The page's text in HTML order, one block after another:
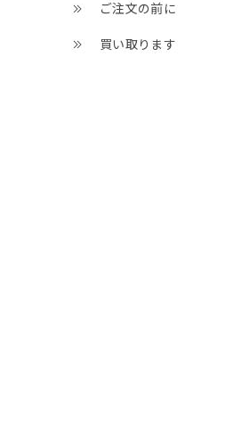
ご注文の前に
買い取ります